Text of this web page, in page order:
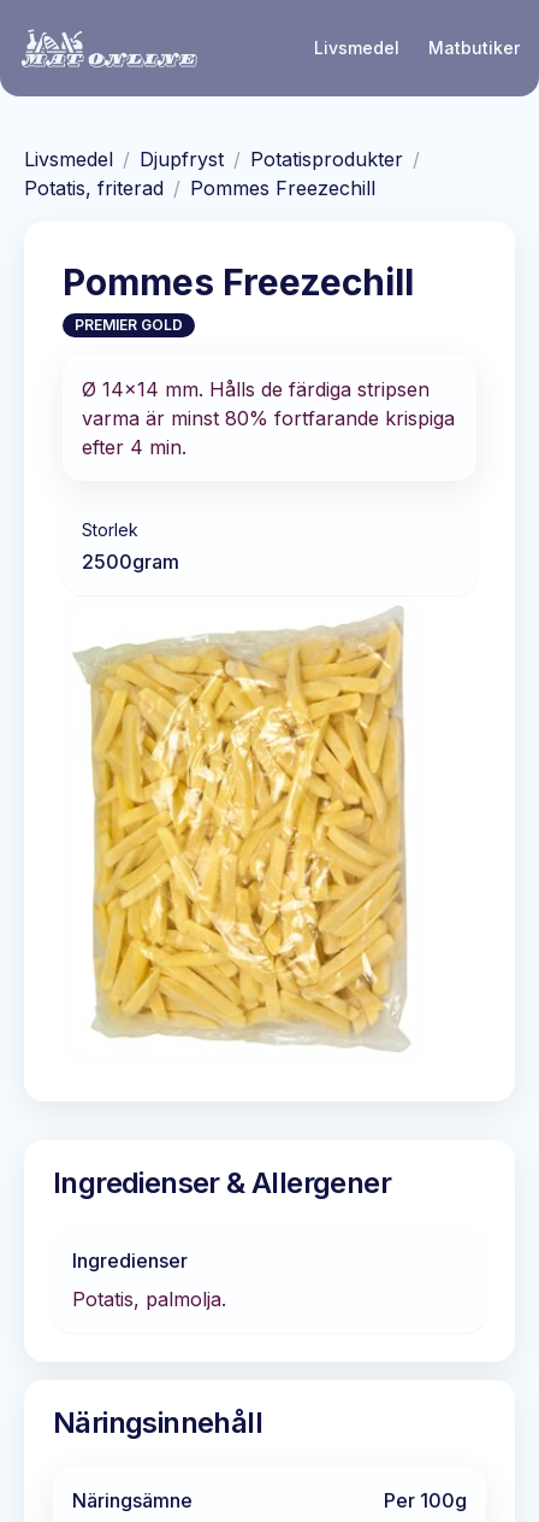
Livsmedel Matbutiker
Livsmedel / Djupfryst / Potatisprodukter /
Potatis, friterad / Pommes Freezechill
Pommes Freezechill
PREMIER GOLD
Ø 14x14 mm. Hålls de färdiga stripsen
varma är minst 80% fortfarande krispiga
efter 4 min.
Storlek
2500gram
Ingredienser & Allergener
Ingredienser
Potatis, palmolja.
Näringsinnehåll
Näringsämne Per 100g